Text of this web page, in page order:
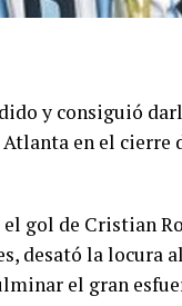
y consiguió
en el cierre
gol de Cristian
desató la locura
el gran